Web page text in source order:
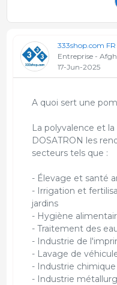
333shop.com FR
Entreprise -
17-Jun-2025
A quoi sert une
La polyvalence et
DOSATRON les
secteurs tels que :
- Élevage et santé
- Irrigation et
jardins
- Hygiène
- Traitement des
- Industrie de
- Lavage de
- Industrie chimique
- Industrie